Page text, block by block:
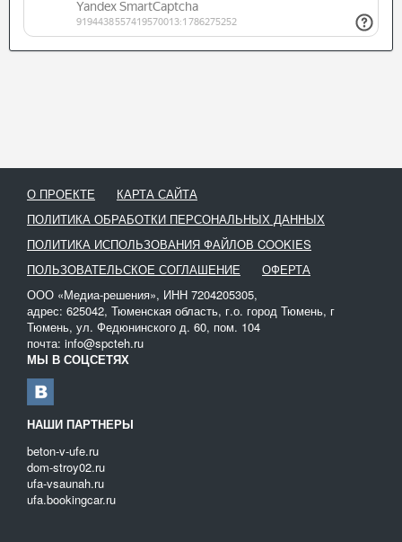
О ПРОЕКТЕ
КАРТА САЙТА
ПОЛИТИКА ОБРАБОТКИ ПЕРСОНАЛЬНЫХ ДАННЫХ
ПОЛИТИКА ИСПОЛЬЗОВАНИЯ ФАЙЛОВ COOKIES
ПОЛЬЗОВАТЕЛЬСКОЕ СОГЛАШЕНИЕ
ОФЕРТА
ООО «Медиа-решения», ИНН 7204205305,
адрес: 625042, Тюменская область, г.о. город Тюмень, г
Тюмень, ул. Федюнинского д. 60, пом. 104
почта: info@spcteh.ru
МЫ В СОЦСЕТЯХ
НАШИ ПАРТНЕРЫ
beton-v-ufe.ru
dom-stroy02.ru
ufa-vsaunah.ru
ufa.bookingcar.ru